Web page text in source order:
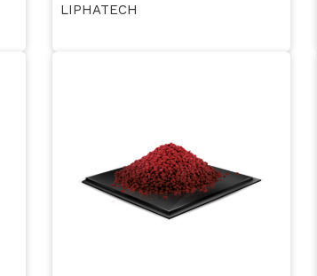
LIPHATECH